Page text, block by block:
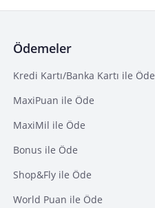
Ödemeler
Kredi Kartı/Banka Kartı ile Öde
MaxiPuan ile Öde
MaxiMil ile Öde
Bonus ile Öde
Shop&Fly ile Öde
World Puan ile Öde